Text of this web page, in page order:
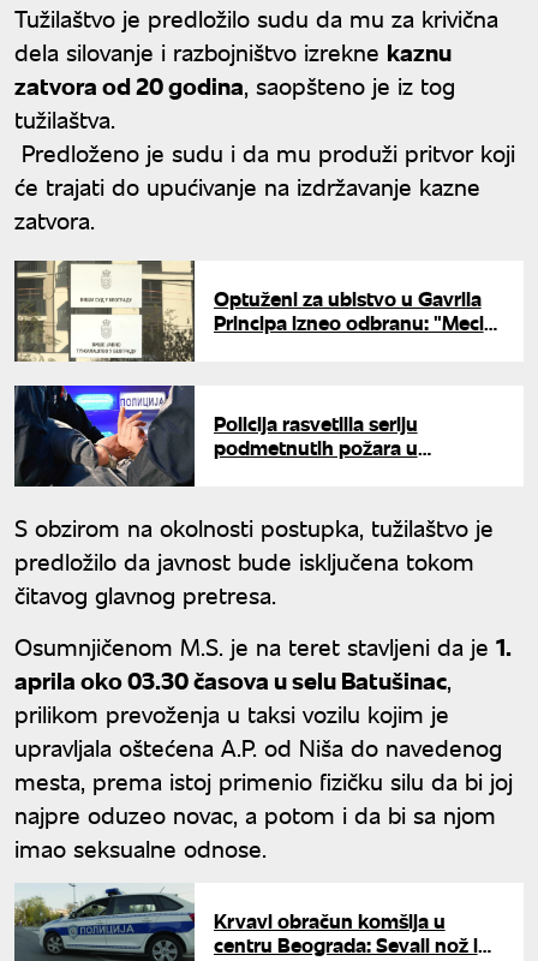
Tužilaštvo je predložilo sudu da mu za krivična
dela silovanje i razbojništvo izrekne kaznu
zatvora od 20 godina, saopšteno je iz tog
tužilaštva.
Predloženo je sudu i da mu produži pritvor koji
će trajati do upućivanje na izdržavanje kazne
zatvora.
Optuženi za ubistvo u Gavrila
Principa izneo odbranu: "Meci
Policija rasvetlila seriju
podmetnutih požara u
S obzirom na okolnosti postupka, tužilaštvo je
predložilo da javnost bude isključena tokom
čitavog glavnog pretresa.
Osumnjičenom M.S. je na teret stavljeni da je 1.
aprila oko 03.30 časova u selu Batušinac,
prilikom prevoženja u taksi vozilu kojim je
upravljala oštećena A.P. od Niša do navedenog
mesta, prema istoj primenio fizičku silu da bi joj
najpre oduzeo novac, a potom i da bi sa njom
imao seksualne odnose.
Krvavi obračun komšija u
centru Beograda: Sevali nož i